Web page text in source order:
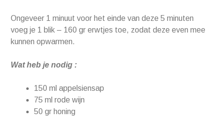
Ongeveer 1 minuut voor het einde van deze 5 minuten
voeg je 1 blik – 160 gr erwtjes toe, zodat deze even mee
kunnen opwarmen.
Wat heb je nodig :
150 ml appelsiensap
75 ml rode wijn
50 gr honing